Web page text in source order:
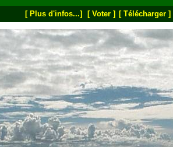
[ Plus d'infos...] [ Voter ] [ Télécharger ]